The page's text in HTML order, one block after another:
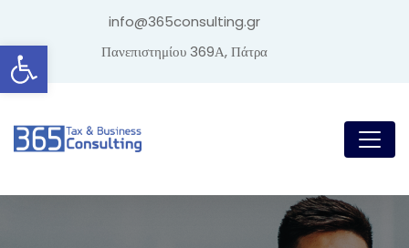
Ανοίξτε τη γραμμή εργαλείων
info@365consulting.gr
Πανεπιστημίου 369Α, Πάτρα